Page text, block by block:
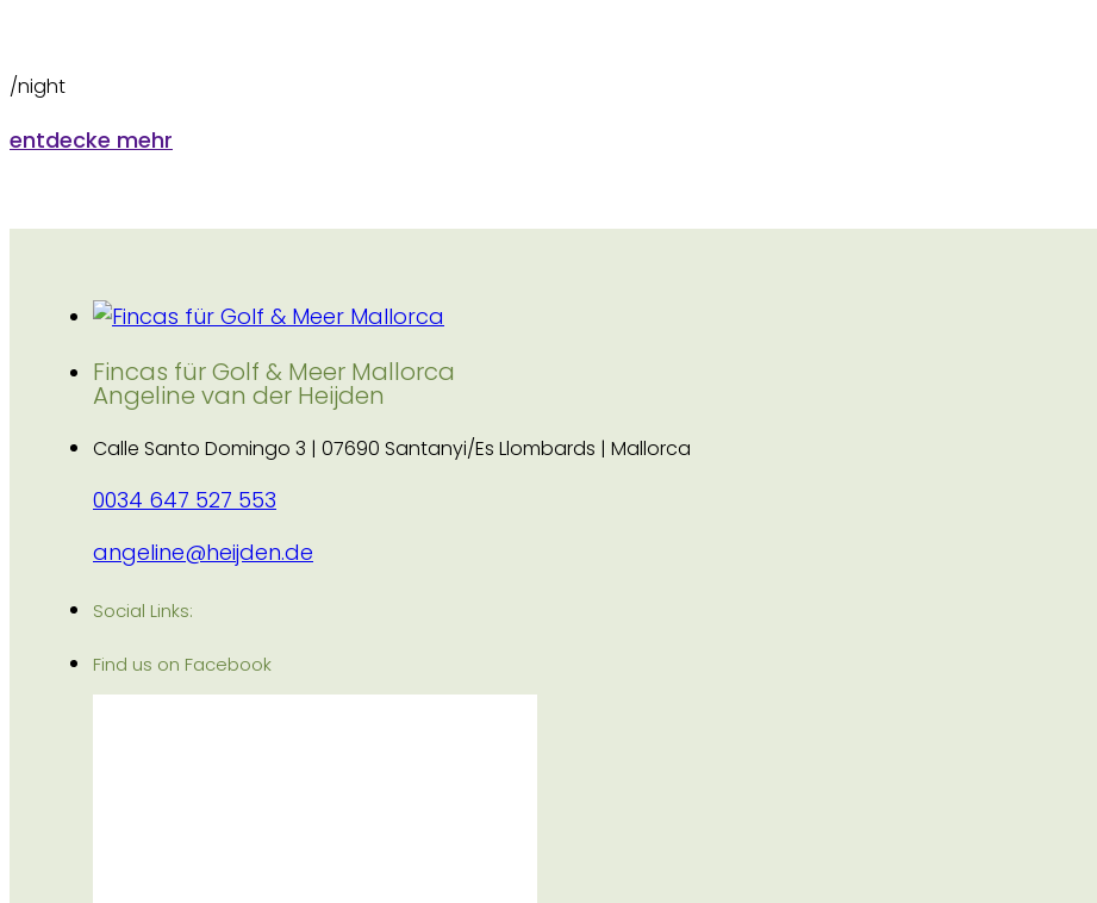
/night
entdecke mehr
Fincas für Golf & Meer Mallorca
Angeline van der Heijden
Calle Santo Domingo 3 | 07690 Santanyi/Es Llombards | Mallorca
0034 647 527 553
angeline@heijden.de
Social Links:
Find us on Facebook